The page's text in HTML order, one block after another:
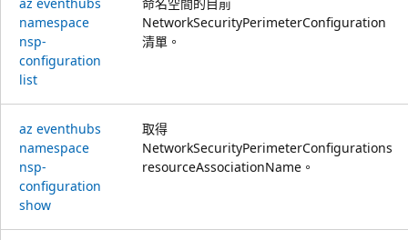
namespace
nsp-
configuration
list
NetworkSecurityPerimeterConfiguration
清單。
az eventhubs
namespace
nsp-
configuration
show
取得
NetworkSecurityPerimeterConfigurations
resourceAssociationName。